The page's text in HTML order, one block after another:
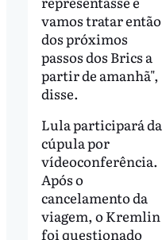
vamos tratar então
dos próximos
passos dos Brics a
partir de amanhã",
disse.
Lula participará da
cúpula por
vídeoconferência.
Após o
cancelamento da
viagem, o Kremlin
foi questionado